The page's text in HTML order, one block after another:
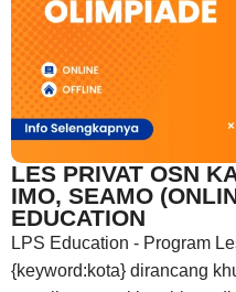
LES PRIVAT OSN
IMO, SEAMO
EDUCATION
LPS Education - Program
{keyword:kota} dirancang